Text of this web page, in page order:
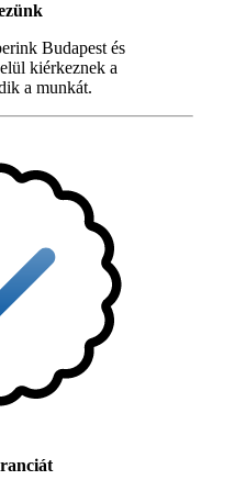
Budapest és
kiérkeznek a
a munkát.